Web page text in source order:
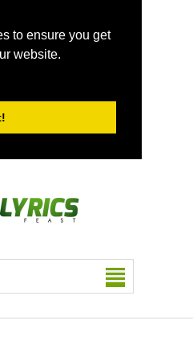
to ensure you get
website.